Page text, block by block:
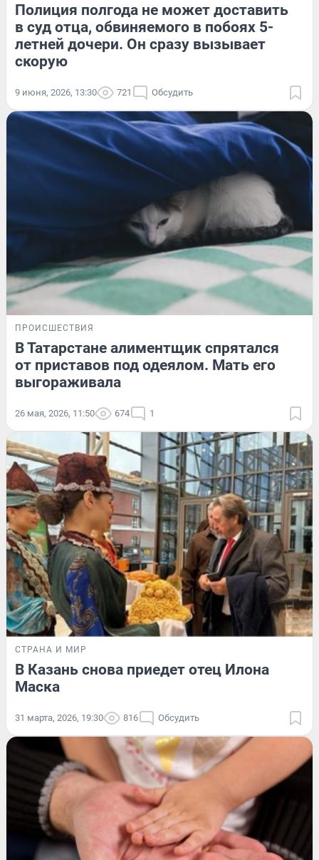
Полиция полгода не может доставить
в суд отца, обвиняемого в побоях 5-
летней дочери. Он сразу вызывает
скорую
9 июня, 2026, 13:30 721 Обсудить
ПРОИСШЕСТВИЯ
В Татарстане алиментщик спрятался
от приставов под одеялом. Мать его
выгораживала
26 мая, 2026, 11:50 674 1
СТРАНА И МИР
В Казань снова приедет отец Илона
Маска
31 марта, 2026, 19:30 816 Обсудить